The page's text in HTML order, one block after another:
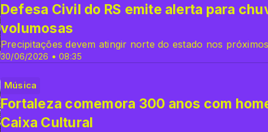
30/06/2026 • 08:35
Defesa Civil do RS emite alerta para
volumosas
Precipitações devem atingir norte do estado nos
Música
Fortaleza comemora 300 anos com
Caixa Cultural